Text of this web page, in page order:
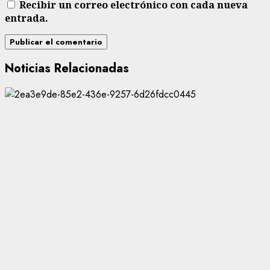
Recibir un correo electrónico con cada nueva
entrada.
Noticias Relacionadas